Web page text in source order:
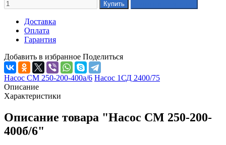
Доставка
Оплата
Гарантия
Добавить в избранное Поделиться
Насос СМ 250-200-400а/6 Насос 1СД 2400/75
Описание
Характеристики
Описание товара "Насос СМ 250-200-
400б/6"